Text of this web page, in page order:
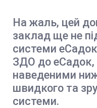
На жаль, цей
заклад ще не
системи
ЗДО до еСадок,
наведеними
швидкого та
системи.